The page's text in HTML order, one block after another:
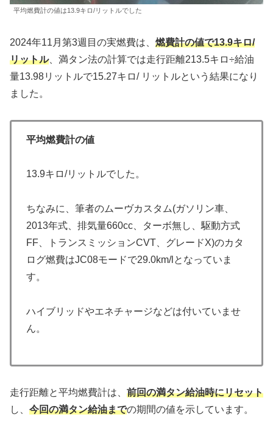
平均燃費計の値は13.9キロ/リットルでした
2024年11月第3週目の実燃費は、 燃費計の値で13.9キロ/
リットル、満タン法の計算では走行距離213.5キロ÷給油
量13.98リットルで15.27キロ/ リットルという結果になり
ました。
平均燃費計の値
13.9キロ/リットルでした。
ちなみに、筆者のムーヴカスタム(ガソリン車、
2013年式、排気量660cc、ターボ無し、駆動方式
FF、トランスミッションCVT、グレードX)のカタ
ログ燃費はJC08モードで29.0km/lとなっていま
す。
ハイブリッドやエネチャージなどは付いていませ
ん。
走行距離と平均燃費計は、 前回の満タン給油時にリセット
し、 今回の満タン給油までの期間の値を示しています。